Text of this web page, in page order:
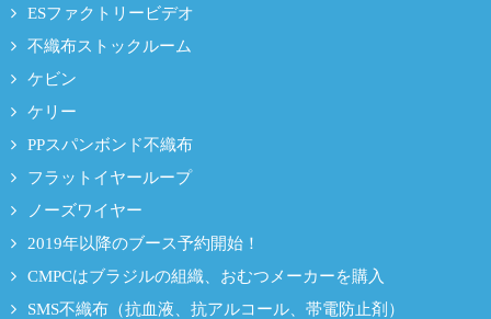
ESファクトリービデオ
不織布ストックルーム
ケビン
ケリー
PPスパンボンド不織布
フラットイヤーループ
ノーズワイヤー
2019年以降のブース予約開始！
CMPCはブラジルの組織、おむつメーカーを購入
SMS不織布（抗血液、抗アルコール、帯電防止剤）